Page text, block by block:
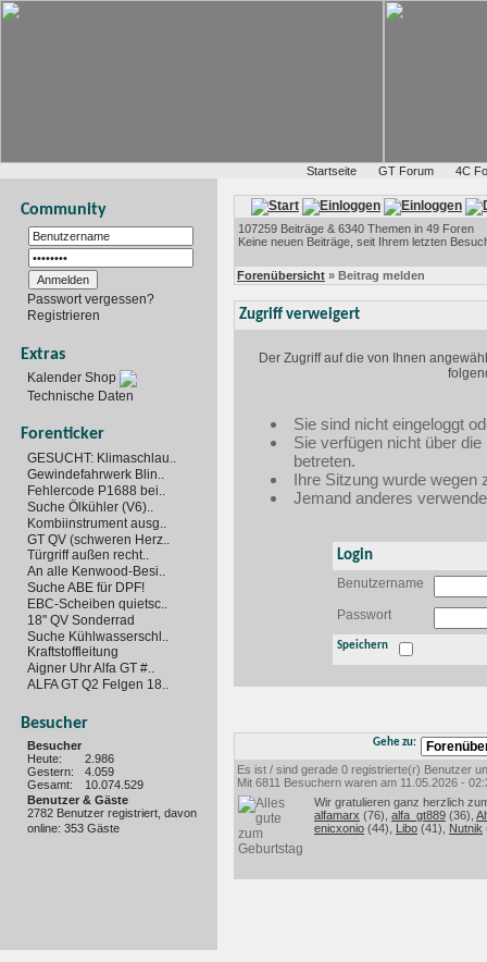
Startseite GT Forum 4C
Community
Passwort vergessen?
Registrieren
Extras
Kalender Shop
Technische Daten
Forenticker
GESUCHT: Klimaschlau..
Gewindefahrwerk Blin..
Fehlercode P1688 bei..
Suche Ölkühler (V6)..
Kombiinstrument ausg..
GT QV (schweren Herz..
Türgriff außen recht..
An alle Kenwood-Besi..
Suche ABE für DPF!
EBC-Scheiben quietsc..
18" QV Sonderrad
Suche Kühlwasserschl..
Kraftstoffleitung
Aigner Uhr Alfa GT #..
ALFA GT Q2 Felgen 18..
Besucher
Besucher
Heute:
2.986
Gestern:
4.059
Gesamt:
10.074.529
Benutzer & Gäste
2782 Benutzer registriert, davon
online: 353 Gäste
107259 Beiträge & 6340 Themen in 49 Foren
Keine neuen Beiträge, seit Ihrem letzten
Forenübersicht » Beitrag melden
Zugriff verweigert
Der Zugriff auf die von Ihnen
Sie sind nicht eingeloggt
Sie verfügen nicht über
betreten.
Ihre Sitzung wurde wegen
Jemand anderes
Login
Benutzername
Passwort
Speichern
Gehe zu:
Es ist / sind gerade 0 registrierte(r) Benutzer
Mit 6811 Besuchern waren am 11.05.2026 -
Wir gratulieren ganz herzlich
alfamarx (76), alfa_gt889 (36),
enicxonio (44), Libo (41), Nutnik